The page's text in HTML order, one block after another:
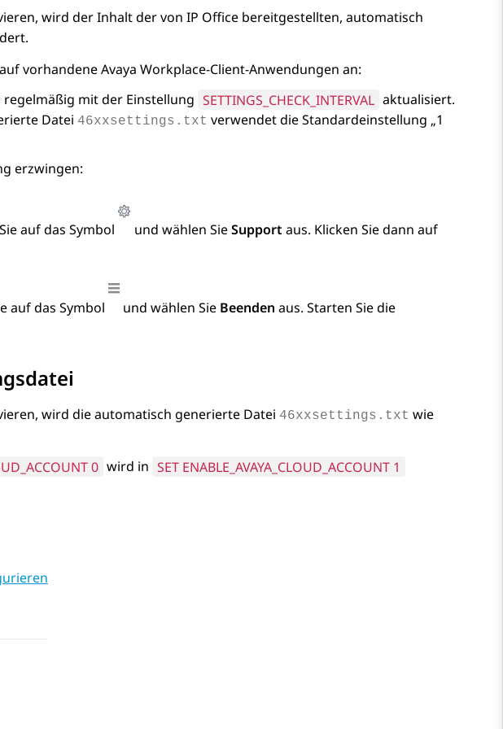
wird der Inhalt der von IP Office bereitgestellten, automatisch
vorhandeneAvaya Workplace-Client-Anwendungen an:
mit der Einstellung SETTINGS_CHECK_INTERVAL aktualisiert.
Datei 46xxsettings.txt verwendet die Standardeinstellung „1
erzwingen:
auf das Symbol und wählen SieSupport aus. Klicken Sie dann auf
auf das Symbol und wählen Sie Beenden aus. Starten Sie die
wird die automatisch generierte Datei 46xxsettings.txt wie
0 wird in SET ENABLE_AVAYA_CLOUD_ACCOUNT 1